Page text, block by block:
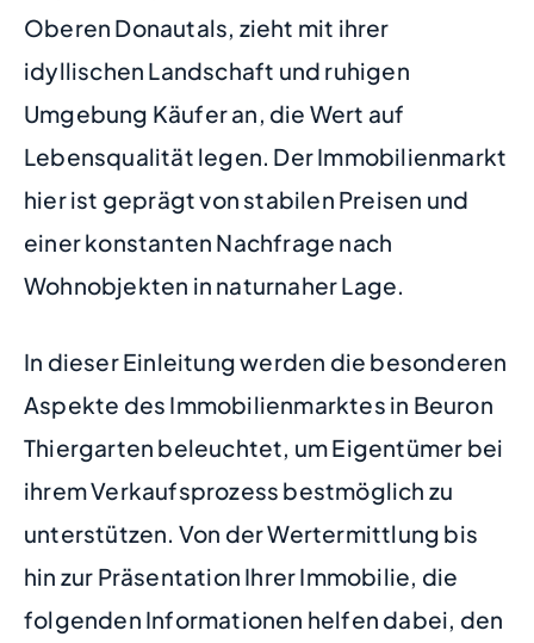
Oberen Donautals, zieht mit ihrer
idyllischen Landschaft und ruhigen
Umgebung Käufer an, die Wert auf
Lebensqualität legen. Der Immobilienmarkt
hier ist geprägt von stabilen Preisen und
einer konstanten Nachfrage nach
Wohnobjekten in naturnaher Lage.
In dieser Einleitung werden die besonderen
Aspekte des Immobilienmarktes in Beuron
Thiergarten beleuchtet, um Eigentümer bei
ihrem Verkaufsprozess bestmöglich zu
unterstützen. Von der Wertermittlung bis
hin zur Präsentation Ihrer Immobilie, die
folgenden Informationen helfen dabei, den